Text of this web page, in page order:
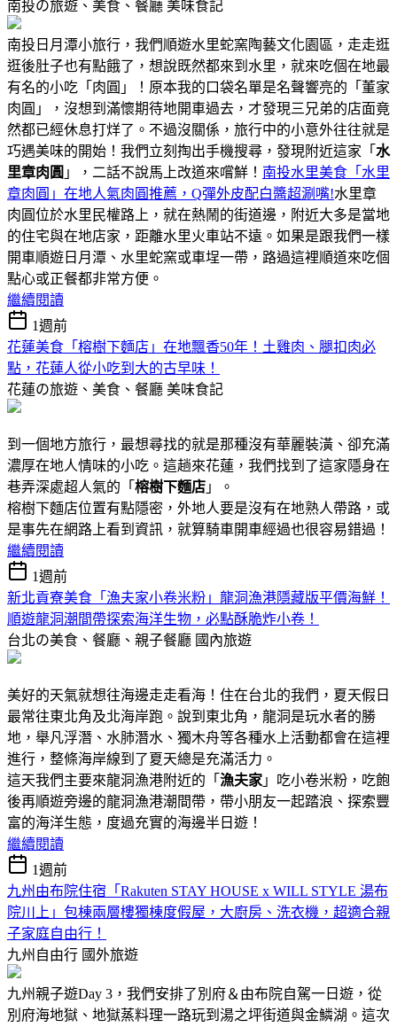
南投の旅遊、美食、餐廳 美味食記
南投日月潭小旅行，我們順遊水里蛇窯陶藝文化園區，走走逛
逛後肚子也有點餓了，想說既然都來到水里，就來吃個在地最
有名的小吃「肉圓」！原本我的口袋名單是名聲響亮的「董家
肉圓」，沒想到滿懷期待地開車過去，才發現三兄弟的店面竟
然都已經休息打烊了。不過沒關係，旅行中的小意外往往就是
巧遇美味的開始！我們立刻掏出手機搜尋，發現附近這家「 水
里章肉圓 」，二話不說馬上改道來嚐鮮！ 南投水里美食「水里
章肉圓」在地人氣肉圓推薦，Q彈外皮配白醬超涮嘴!水里章
肉圓位於水里民權路上，就在熱鬧的街道邊，附近大多是當地
的住宅與在地店家，距離水里火車站不遠。如果是跟我們一樣
開車順遊日月潭、水里蛇窯或車埕一帶，路過這裡順道來吃個
點心或正餐都非常方便。
繼續閱讀
1週前
花蓮美食「榕樹下麵店」在地飄香50年！土雞肉、腿扣肉必
點，花蓮人從小吃到大的古早味！
花蓮の旅遊、美食、餐廳 美味食記
到一個地方旅行，最想尋找的就是那種沒有華麗裝潢、卻充滿
濃厚在地人情味的小吃。這趟來花蓮，我們找到了這家隱身在
巷弄深處超人氣的「 榕樹下麵店 」。
榕樹下麵店位置有點隱密，外地人要是沒有在地熟人帶路，或
是事先在網路上看到資訊，就算騎車開車經過也很容易錯過！
繼續閱讀
1週前
新北貢寮美食「漁夫家小卷米粉」龍洞漁港隱藏版平價海鮮！
順遊龍洞潮間帶探索海洋生物，必點酥脆炸小卷！
台北の美食、餐廳、親子餐廳 國內旅遊
美好的天氣就想往海邊走走看海！住在台北的我們，夏天假日
最常往東北角及北海岸跑。說到東北角，龍洞是玩水者的勝
地，舉凡浮潛、水肺潛水、獨木舟等各種水上活動都會在這裡
進行，整條海岸線到了夏天總是充滿活力。
這天我們主要來龍洞漁港附近的「 漁夫家 」吃小卷米粉，吃飽
後再順遊旁邊的龍洞漁港潮間帶，帶小朋友一起踏浪、探索豐
富的海洋生態，度過充實的海邊半日遊！
繼續閱讀
1週前
九州由布院住宿「Rakuten STAY HOUSE x WILL STYLE 湯布
院川上」包棟兩層樓獨棟度假屋，大廚房、洗衣機，超適合親
子家庭自由行！
九州自由行 國外旅遊
九州親子遊Day 3，我們安排了別府＆由布院自駕一日遊，從
別府海地獄、地獄蒸料理一路玩到湯之坪街道與金鱗湖。這次